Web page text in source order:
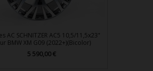
AC SCHNITZER AC5 10,5/11,5x23"
BMW XM G09 (2022+)(Bicolor)
Prix
5 590,00 €